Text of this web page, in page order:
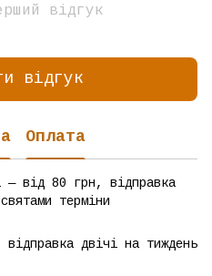
відгук
відгук
Оплата
— від 80 грн, відправка
терміни
двічі на тиждень